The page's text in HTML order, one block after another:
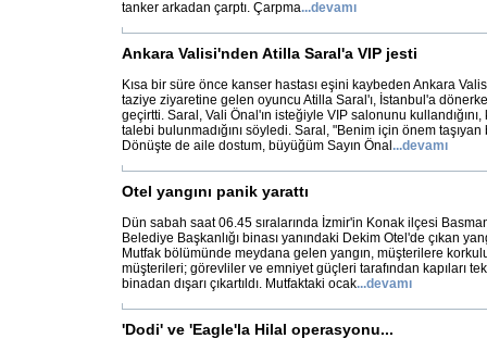
tanker arkadan çarptı. Çarpma...devamı
Ankara Valisi'nden Atilla Saral'a VIP jesti
Kısa bir süre önce kanser hastası eşini kaybeden Ankara
taziye ziyaretine gelen oyuncu Atilla Saral'ı, İstanbul'a
geçirtti. Saral, Vali Önal'ın isteğiyle VIP salonunu
talebi bulunmadığını söyledi. Saral, "Benim için önem taşıyan
Dönüşte de aile dostum, büyüğüm Sayın Önal ...devamı
Otel yangını panik yarattı
Dün sabah saat 06.45 sıralarında İzmir'in Konak ilçesi
Belediye Başkanlığı binası yanındaki Dekim Otel'de çıkan
Mutfak bölümünde meydana gelen yangın, müşterilere
müşterileri; görevliler ve emniyet güçleri tarafından kapıları tek
binadan dışarı çıkartıldı. Mutfaktaki ocak...devamı
'Dodi' ve 'Eagle'la Hilal operasyonu...